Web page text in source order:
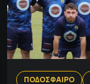
ΠΟΔΟΣΦΑΙΡΟ